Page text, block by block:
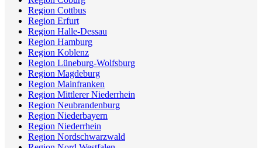
Region Cottbus
Region Erfurt
Region Halle-Dessau
Region Hamburg
Region Koblenz
Region Lüneburg-Wolfsburg
Region Magdeburg
Region Mainfranken
Region Mittlerer Niederrhein
Region Neubrandenburg
Region Niederbayern
Region Niederrhein
Region Nordschwarzwald